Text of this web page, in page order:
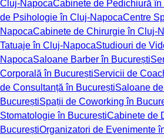
Cluj-NapocaCabinete de Pedichiură
de Psihologie în Cluj-NapocaCentre
NapocaCabinete de Chirurgie în Cluj-
Tatuaje în Cluj-NapocaStudiouri de
NapocaSaloane Barber în București
Corporală în BucureștiServicii de
de Consultanță în BucureștiSaloane
BucureștiSpații de Coworking în
Stomatologie în BucureștiCabinete de
BucureștiOrganizatori de Evenimente